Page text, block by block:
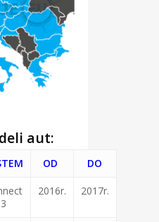
aut:
OD DO
3
2016r. 2017r.